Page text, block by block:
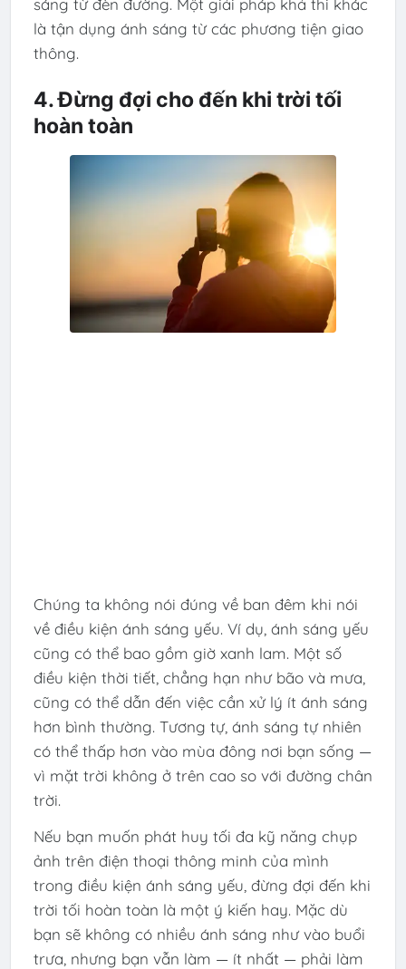
là tận dụng ánh sáng từ các phương tiện giao
thông.
4. Đừng đợi cho đến khi trời tối
hoàn toàn
Chúng ta không nói đúng về ban đêm khi nói
về điều kiện ánh sáng yếu. Ví dụ, ánh sáng yếu
cũng có thể bao gồm giờ xanh lam. Một số
điều kiện thời tiết, chẳng hạn như bão và mưa,
cũng có thể dẫn đến việc cần xử lý ít ánh sáng
hơn bình thường. Tương tự, ánh sáng tự nhiên
có thể thấp hơn vào mùa đông nơi bạn sống —
vì mặt trời không ở trên cao so với đường chân
trời.
Nếu bạn muốn phát huy tối đa kỹ năng chụp
ảnh trên điện thoại thông minh của mình
trong điều kiện ánh sáng yếu, đừng đợi đến khi
trời tối hoàn toàn là một ý kiến ​​hay. Mặc dù
bạn sẽ không có nhiều ánh sáng như vào buổi
trưa, nhưng bạn vẫn làm — ít nhất — phải làm